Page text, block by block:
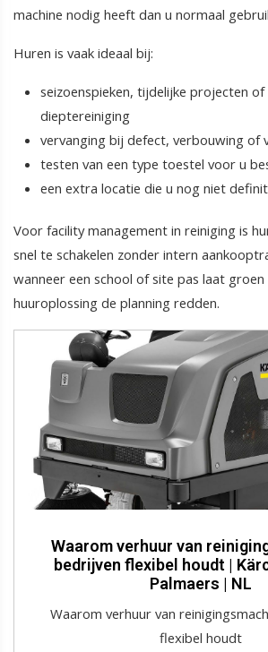
machine nodig heeft dan u normaal
Huren is vaak ideaal bij:
seizoenspieken, tijdelijke projecten of
dieptereiniging
vervanging bij defect, verbouwing of
testen van een type toestel voor u
een extra locatie die u nog niet
Voor facility management in reiniging is
snel te schakelen zonder intern
wanneer een school of site pas laat
huuroplossing de planning redden.
Waarom verhuur van
bedrijven flexibel houdt |
Palmaers | NL
Waarom verhuur van
flexibel houdt